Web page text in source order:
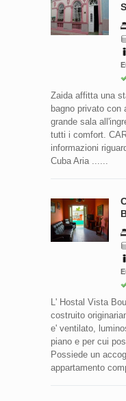
Zaida affitta una
bagno privato con
grande sala
tutti i comfort.
informazioni
Cuba Aria ......
L' Hostal Vista
costruito
e' ventilato,
piano e per cui
Possiede un
appartamento